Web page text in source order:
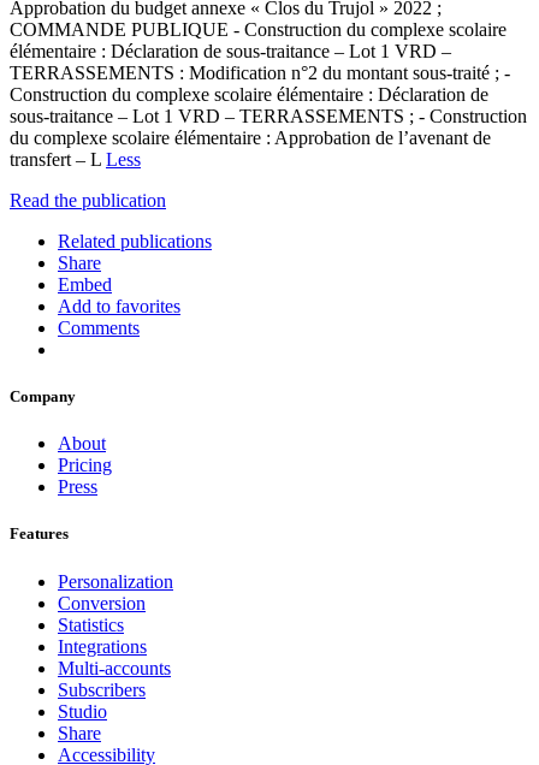
Approbation du budget annexe « Clos du Trujol » 2022 ;
COMMANDE PUBLIQUE - Construction du complexe scolaire
élémentaire : Déclaration de sous-traitance – Lot 1 VRD –
TERRASSEMENTS : Modification n°2 du montant sous-traité ; -
Construction du complexe scolaire élémentaire : Déclaration de
sous-traitance – Lot 1 VRD – TERRASSEMENTS ; - Construction
du complexe scolaire élémentaire : Approbation de l’avenant de
transfert – L Less
Read the publication
Related publications
Share
Embed
Add to favorites
Comments
Company
About
Pricing
Press
Features
Personalization
Conversion
Statistics
Integrations
Multi-accounts
Subscribers
Studio
Share
Accessibility